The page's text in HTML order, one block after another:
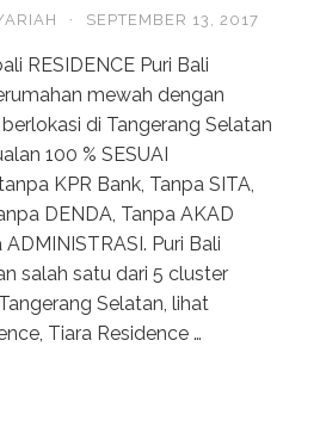
· SEPTEMBER 13, 2017
RESIDENCE Puri Bali
mewah dengan
di Tangerang Selatan
100 % SESUAI
KPR Bank, Tanpa SITA,
DENDA, Tanpa AKAD
Puri Bali
salah satu dari 5 cluster
Selatan, lihat
Tiara Residence …